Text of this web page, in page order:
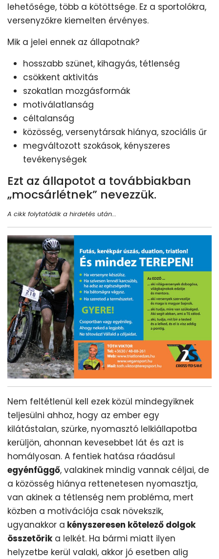
lehetősége, több a kötöttsége. Ez a sportolókra,
versenyzőkre kiemelten érvényes.
Mik a jelei ennek az állapotnak?
hosszabb szünet, kihagyás, tétlenség
csökkent aktivitás
szokatlan mozgásformák
motiválatlanság
céltalanság
közösség, versenytársak hiánya, szociális űr
megváltozott szokások, kényszeres
tevékenységek
Ezt az állapotot a továbbiakban
„mocsárlétnek” nevezzük.
A cikk folytatódik a hirdetés után...
Nem feltétlenül kell ezek közül mindegyiknek
teljesülni ahhoz, hogy az ember egy
kilátástalan, szürke, nyomasztó lelkiállapotba
kerüljön, ahonnan kevesebbet lát és azt is
homályosan. A fentiek hatása ráadásul
egyénfüggő, valakinek mindig vannak céljai, de
a közösség hiánya rettenetesen nyomasztja,
van akinek a tétlenség nem probléma, mert
közben a motivációja csak növekszik,
ugyanakkor a kényszeresen kötelező dolgok
összetörika lelkét. Ha bármi miatt ilyen
helyzetbe kerül valaki, akkor jó esetben alig